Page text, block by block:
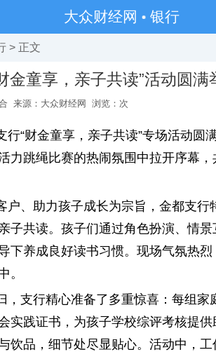
大众财经网 银行
> 正文
金童享，亲子共读”活动圆满
来源：大众财经网 浏览： 次
行“财金童享，亲子共读”专场活动圆
力跳绳比赛的热闹氛围中拉开序幕
户、助力孩子成长为宗旨，金都支行
子共读。孩子们通过角色扮演、情
下养成良好读书习惯。现场气氛热
。
，支行精心准备了多重惊喜：每组家
实践证书，为孩子学校综评考核提
饮品，细节处尽显贴心。活动中，